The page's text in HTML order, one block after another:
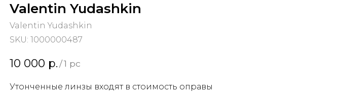
Valentin Yudashkin
Valentin Yudashkin
SKU: 1000000487
10 000 р. /1 pc
Утонченные линзы входят в стоимость оправы